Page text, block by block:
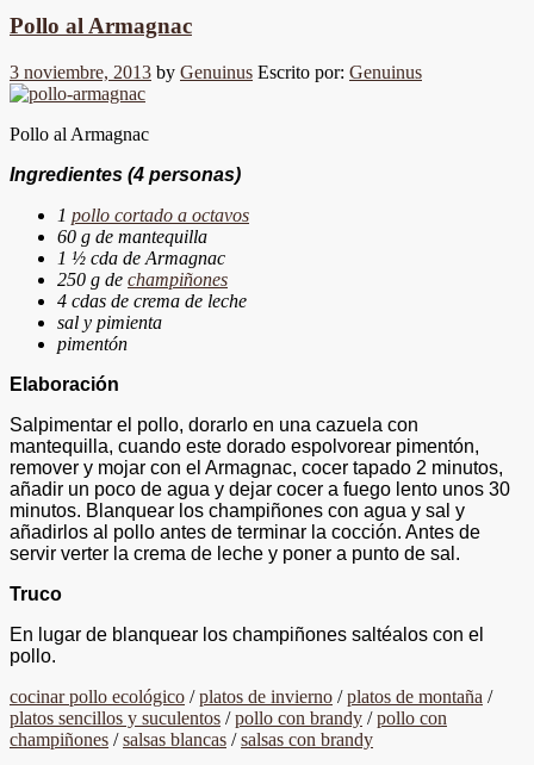
Pollo al Armagnac
3 noviembre, 2013 by Genuinus Escrito por: Genuinus
Pollo al Armagnac
Ingredientes (4 personas)
1 pollo cortado a octavos
60 g de mantequilla
1 ½ cda de Armagnac
250 g de champiñones
4 cdas de crema de leche
sal y pimienta
pimentón
Elaboración
Salpimentar el pollo, dorarlo en una cazuela con
mantequilla, cuando este dorado espolvorear pimentón,
remover y mojar con el Armagnac, cocer tapado 2 minutos,
añadir un poco de agua y dejar cocer a fuego lento unos 30
minutos. Blanquear los champiñones con agua y sal y
añadirlos al pollo antes de terminar la cocción. Antes de
servir verter la crema de leche y poner a punto de sal.
Truco
En lugar de blanquear los champiñones saltéalos con el
pollo.
cocinar pollo ecológico /platos de invierno /platos de montaña /
platos sencillos y suculentos /pollo con brandy /pollo con
champiñones /salsas blancas /salsas con brandy